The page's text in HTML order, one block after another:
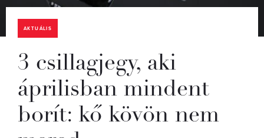
AKTUÁLIS
3 csillagjegy, aki
áprilisban mindent
borít: kő kövön nem